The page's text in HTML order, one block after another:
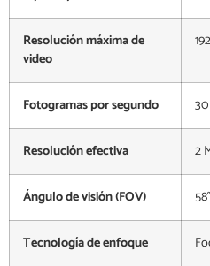
Resolución máxima de
video
Fotogramas por segundo
Resolución efectiva 2
Ángulo de visión (FOV) 58°
Tecnología de enfoque